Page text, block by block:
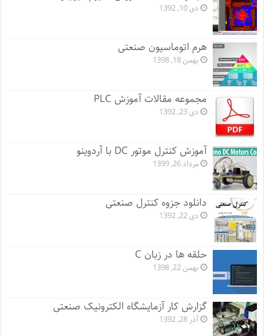
دی 10, 1392
هرم اتوماسیون صنعتی
بهمن 18, 1398
مجموعه مقالات آموزش PLC
دی 23, 1392
آموزش کنترل موتور DC با آردوینو
مرداد 26, 1399
دانلود جزوه کنترل صنعتی
دی 22, 1392
حلقه ها در زبان C
بهمن 22, 1398
گزارش کار آزمایشگاه الکترونیک صنعتی
آذر 28, 1392